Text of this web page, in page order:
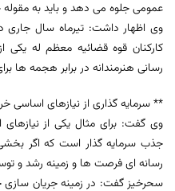
عمومی جلوه می دهد و باید به
وی اظهار داشت: تیرماه سال جاری
کارکنان قوه قضائیه معظم له یکی
رسانی هنرمندانه در برابر هجمه ها
** سرمایه گذاری از نیازهای اساسی
وی گفت: برای مثال یکی از
جذب سرمایه گذار است که اگر
رسانه ای فرصت ها و زمینه رشد و
سحرخیز گفت: در زمینه جریان سازی